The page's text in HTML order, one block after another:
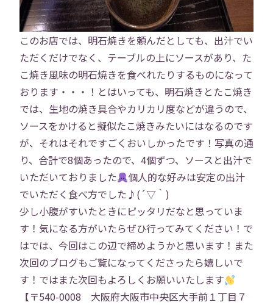
採用情報 役員インタビュー
社員インタビュー 福利厚生
研修 勉強会
プロジェクト 社員寮
社員ブログ 社員Vlog
Instagram X
お問い合わせ プライバシーポリシー
→
このお店では、明石焼きを頼んだとしても、出汁でい
ただくだけでなく、テーブルの上にソースがあり、た
こ焼き風味の明石焼きを食べれたりするものになって
おります・・・！とはいっても、明石焼きとたこ焼き
では、生地の焼き具合やカリカリ度などが違うので、
ソースをかけると擬似たこ焼きみたいにはなるのです
が、それはそれですごくおいしかったです！写真の通
り、合計で8個あったので、4個ずつ、ソースと出汁で
いただいておりました
個人的な好みは安定の出汁
でいただく食べ方でした♪(´▽｀)
少し小腹がすいたときにピッタリだなと思っていま
す！気になる方がいたらぜひ行ってみてください！で
はでは、今回はこの辺で締めようかと思います！また
次回のブログもご覧になってくださったら嬉しいで
す！ではまた次回もよろしくお願いいたします
【〒540-0008 大阪府大阪市中央区大手前１丁目７